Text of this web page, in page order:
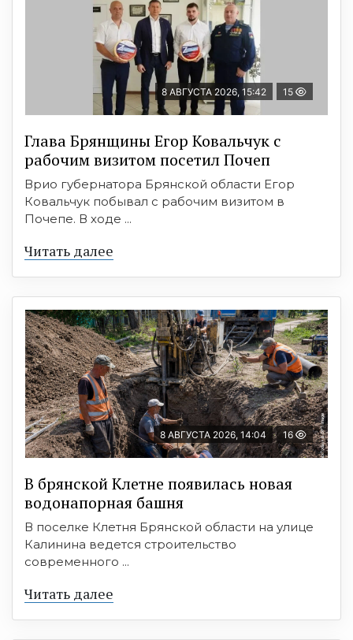
8 АВГУСТА 2026, 15:42 15
Глава Брянщины Егор Ковальчук с
рабочим визитом посетил Почеп
Врио губернатора Брянской области Егор
Ковальчук побывал с рабочим визитом в
Почепе. В ходе ...
Читать далее
8 АВГУСТА 2026, 14:04 16
В брянской Клетне появилась новая
водонапорная башня
В поселке Клетня Брянской области на улице
Калинина ведется строительство
современного ...
Читать далее